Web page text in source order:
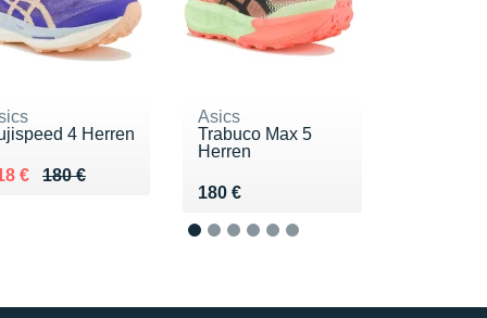
4 Herren
180 €
lieu de 180 €
€ 118 €
Asics
Trabuco Max 5
Herren
180 €
Vendu 180 €